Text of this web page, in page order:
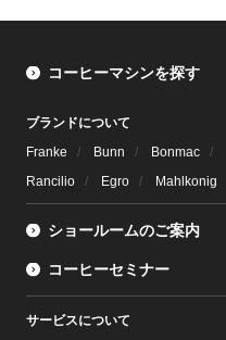
コーヒーマシンを探す
ブランドについて
Franke
Bunn Bonmac
Rancilio
Egro Mahlkonig
ショールームのご案内
コーヒーセミナー
サービスについて